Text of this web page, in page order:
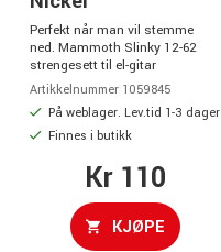
Perfekt når man vil stemme
ned. Mammoth Slinky 12-62
strengesett til el-gitar
Artikkelnummer 1059845
På weblager. Lev.tid 1-3 dager
Finnes i butikk
Kr 110
KJØPE